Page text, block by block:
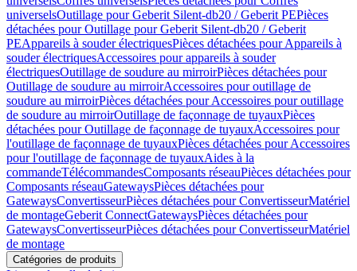
universelsOutillage pour Geberit Silent-db20 / Geberit PEPièces
détachées pour Outillage pour Geberit Silent-db20 / Geberit
PEAppareils à souder électriquesPièces détachées pour Appareils à
souder électriquesAccessoires pour appareils à souder
électriquesOutillage de soudure au mirroirPièces détachées pour
Outillage de soudure au mirroirAccessoires pour outillage de
soudure au mirroirPièces détachées pour Accessoires pour outillage
de soudure au mirroirOutillage de façonnage de tuyauxPièces
détachées pour Outillage de façonnage de tuyauxAccessoires pour
l'outillage de façonnage de tuyauxPièces détachées pour Accessoires
pour l'outillage de façonnage de tuyauxAides à la
commandeTélécommandesComposants réseauPièces détachées pour
Composants réseauGatewaysPièces détachées pour
GatewaysConvertisseurPièces détachées pour ConvertisseurMatériel
de montageGeberit ConnectGatewaysPièces détachées pour
GatewaysConvertisseurPièces détachées pour ConvertisseurMatériel
de montage
Catégories de produits